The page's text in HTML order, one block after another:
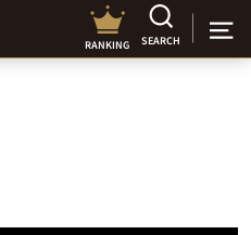
RANKING SEARCH